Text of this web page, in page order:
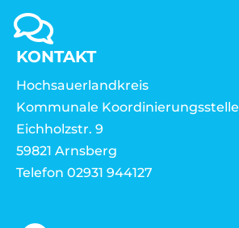
KONTAKT
Hochsauerlandkreis
Kommunale Koordinierungsstelle
Eichholzstr. 9
59821 Arnsberg
Telefon 02931 944127